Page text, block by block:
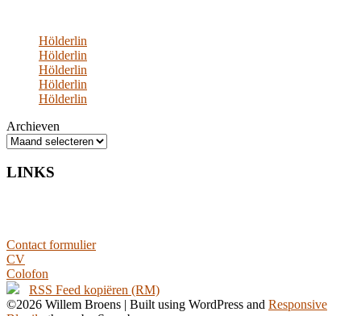
Hölderlin
Hölderlin
Hölderlin
Hölderlin
Hölderlin
Archieven
LINKS
Contact formulier
CV
Colofon
RSS Feed kopiëren (RM)
©2026 Willem Broens | Built using WordPress and Responsive